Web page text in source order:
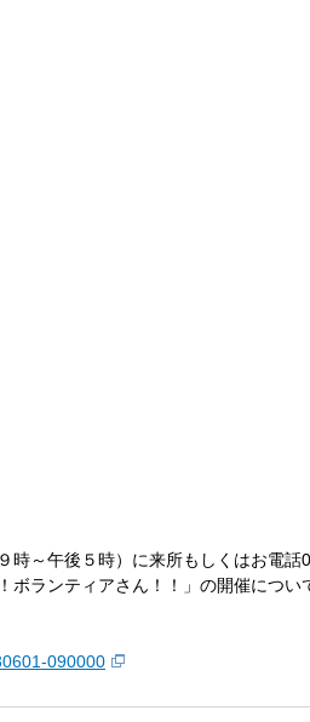
時～午後５時）に来所もしくはお電
ランティアさん！！」の開催につい
090000